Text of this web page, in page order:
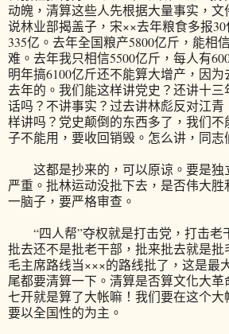
动魄，清算这些人先根据大量事实，
说林业部揭盖子，宋××去年粮食多报
335亿。去年全国粮产5800亿斤，能相
难。去年我只相信5500亿斤，每人有
明年搞6100亿斤还不能算大增产，因
去年的。我们能这样讲党史？还讲十
话吗？不讲事实？过去讲林彪反对江
样讲吗？党史颠倒的东西多了，我们
子不能用，要收回销毁。怎么讲，同志
这都是抄来的，可以原谅。要是独
严重。批林运动没批下去，是否伟大胜
一脑子，要严格审查。
“四人帮”夺权就是打击党，打击老
批去还不是批老干部，批来批去就是
毛主席路线当×××的路线批了，这是最
尾都要清算一下。清算是否算文化大革
七开就是算了大帐嘛！我们要在这个
要以全国性的为主。